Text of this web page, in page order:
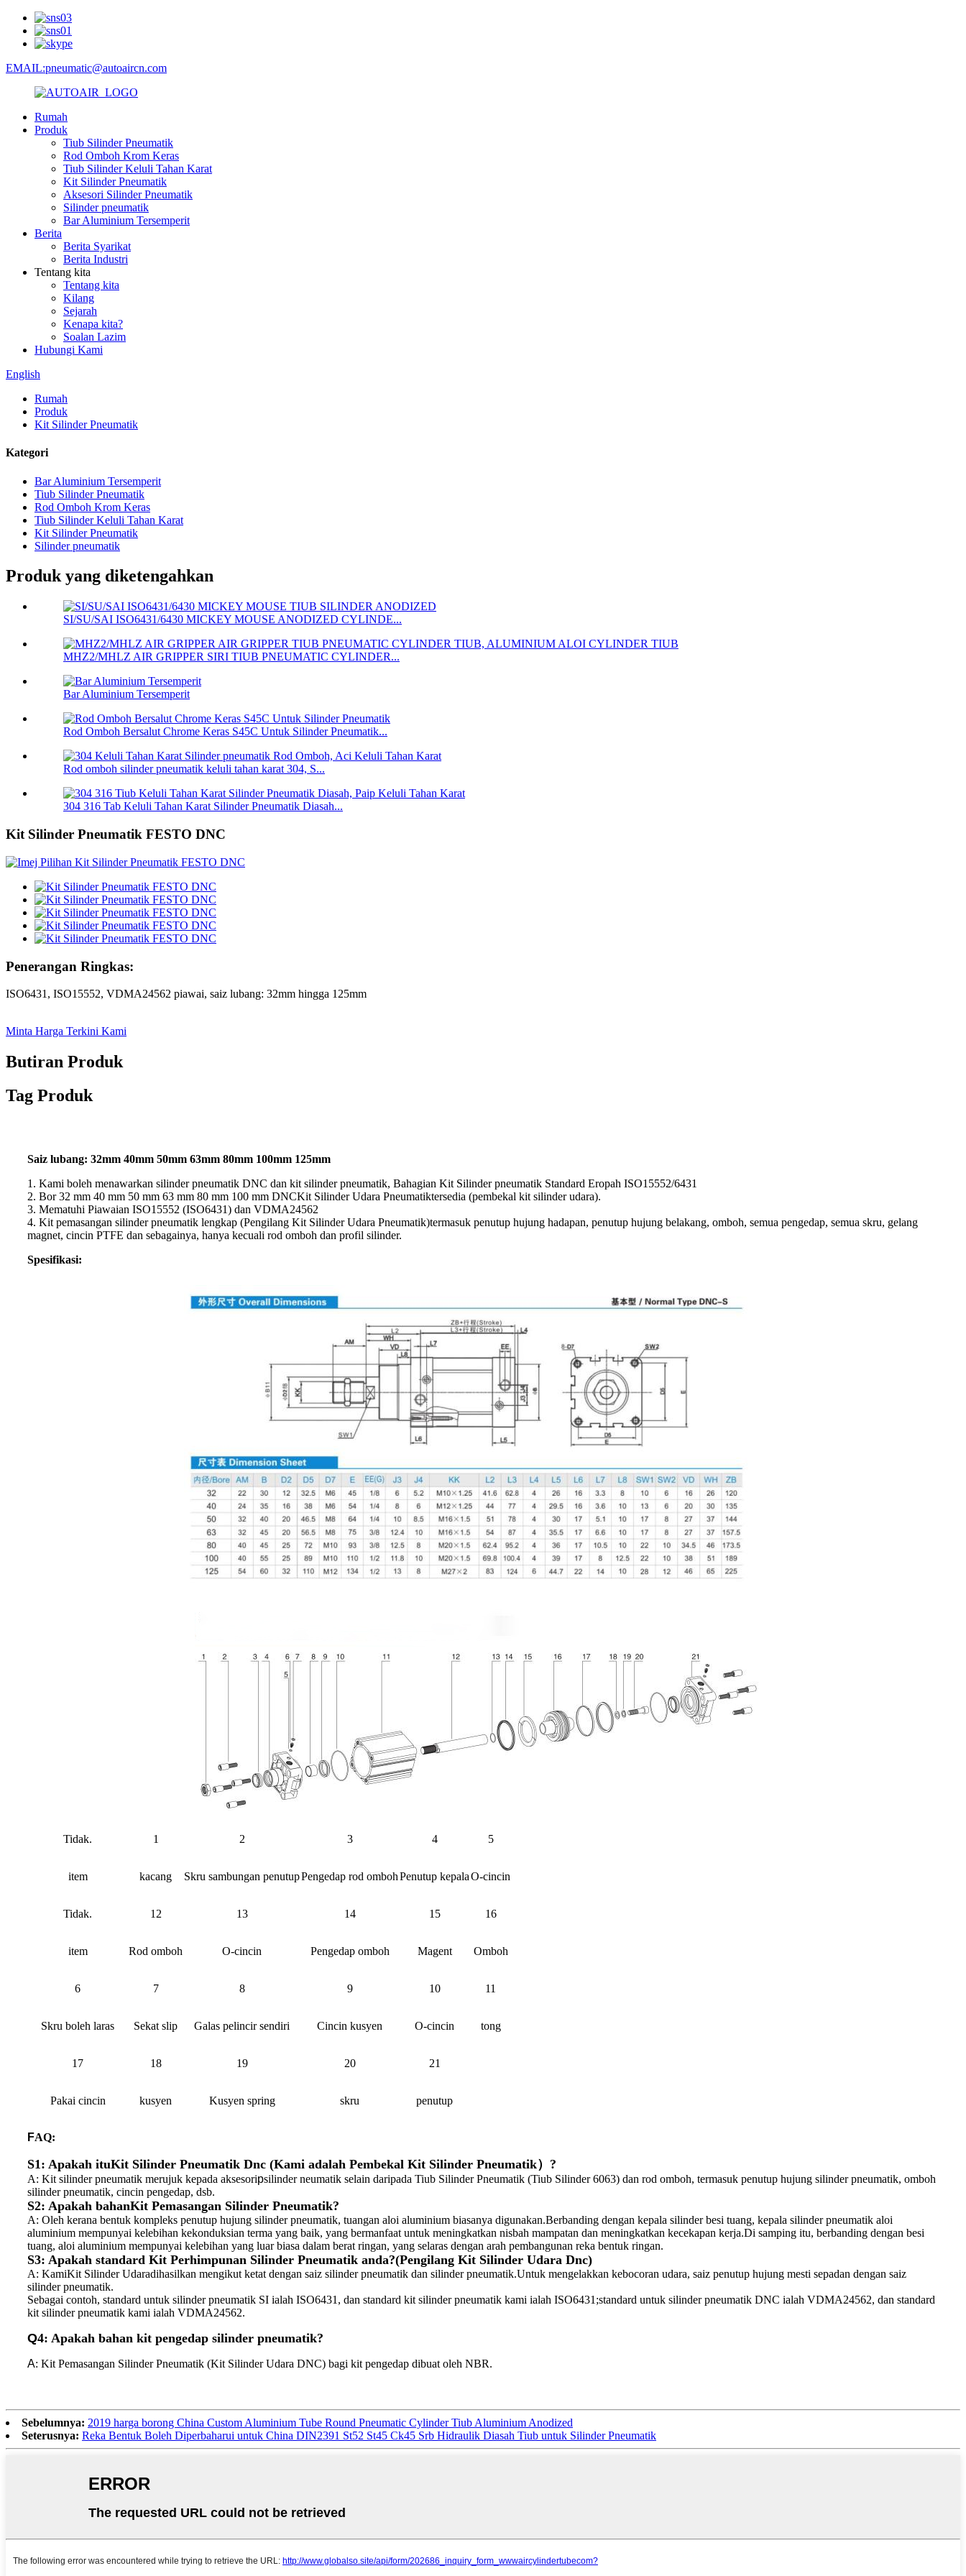
EMAIL:pneumatic@autoaircn.com
Rumah
Produk
Tiub Silinder Pneumatik
Rod Omboh Krom Keras
Tiub Silinder Keluli Tahan Karat
Kit Silinder Pneumatik
Aksesori Silinder Pneumatik
Silinder pneumatik
Bar Aluminium Tersemperit
Berita
Berita Syarikat
Berita Industri
Tentang kita
Tentang kita
Kilang
Sejarah
Kenapa kita?
Soalan Lazim
Hubungi Kami
English
Rumah
Produk
Kit Silinder Pneumatik
Kategori
Bar Aluminium Tersemperit
Tiub Silinder Pneumatik
Rod Omboh Krom Keras
Tiub Silinder Keluli Tahan Karat
Kit Silinder Pneumatik
Silinder pneumatik
Produk yang diketengahkan
SI/SU/SAI ISO6431/6430 MICKEY MOUSE ANODIZED CYLINDE...
MHZ2/MHLZ AIR GRIPPER SIRI TIUB PNEUMATIC CYLINDER...
Bar Aluminium Tersemperit
Rod Omboh Bersalut Chrome Keras S45C Untuk Silinder Pneumatik...
Rod omboh silinder pneumatik keluli tahan karat 304, S...
304 316 Tab Keluli Tahan Karat Silinder Pneumatik Diasah...
Kit Silinder Pneumatik FESTO DNC
Penerangan Ringkas:
ISO6431, ISO15552, VDMA24562 piawai, saiz lubang: 32mm hingga 125mm
Minta Harga Terkini Kami
Butiran Produk
Tag Produk
Saiz lubang: 32mm 40mm 50mm 63mm 80mm 100mm 125mm
1. Kami boleh menawarkan silinder pneumatik DNC dan kit silinder pneumatik, Bahagian Kit Silinder pneumatik Standard Eropah ISO15552/6431
2. Bor 32 mm 40 mm 50 mm 63 mm 80 mm 100 mm DNCKit Silinder Udara Pneumatiktersedia (pembekal kit silinder udara).
3. Mematuhi Piawaian ISO15552 (ISO6431) dan VDMA24562
4. Kit pemasangan silinder pneumatik lengkap (Pengilang Kit Silinder Udara Pneumatik)termasuk penutup hujung hadapan, penutup hujung belakang, omboh, semua pengedap, semua skru, gelang
magnet, cincin PTFE dan sebagainya, hanya kecuali rod omboh dan profil silinder.
Spesifikasi:
Tidak. 1 2 3 4 5
item kacang Skru sambungan penutupPengedap rod ombohPenutup kepalaO-cincin
Tidak. 12 13 14 15 16
item Rod omboh O-cincin Pengedap omboh Magent Omboh
6 7 8 9 10 11
Skru boleh laras Sekat slip Galas pelincir sendiri Cincin kusyen O-cincin tong
17 18 19 20 21
Pakai cincin kusyen Kusyen spring skru penutup
FAQ:
S1: Apakah ituKit Silinder Pneumatik Dnc (Kami adalah Pembekal Kit Silinder Pneumatik） ?
A: Kit silinder pneumatik merujuk kepada aksesoripsilinder neumatik selain daripada Tiub Silinder Pneumatik (Tiub Silinder 6063) dan rod omboh, termasuk penutup hujung silinder pneumatik, omboh
silinder pneumatik, cincin pengedap, dsb.
S2: Apakah bahanKit Pemasangan Silinder Pneumatik?
A: Oleh kerana bentuk kompleks penutup hujung silinder pneumatik, tuangan aloi aluminium biasanya digunakan.Berbanding dengan kepala silinder besi tuang, kepala silinder pneumatik aloi
aluminium mempunyai kelebihan kekonduksian terma yang baik, yang bermanfaat untuk meningkatkan nisbah mampatan dan meningkatkan kecekapan kerja.Di samping itu, berbanding dengan besi
tuang, aloi aluminium mempunyai kelebihan yang luar biasa dalam berat ringan, yang selaras dengan arah pembangunan reka bentuk ringan.
S3: Apakah standard Kit Perhimpunan Silinder Pneumatik anda?(Pengilang Kit Silinder Udara Dnc)
A: KamiKit Silinder Udaradihasilkan mengikut ketat dengan saiz silinder pneumatik dan silinder pneumatik.Untuk mengelakkan kebocoran udara, saiz penutup hujung mesti sepadan dengan saiz
silinder pneumatik.
Sebagai contoh, standard untuk silinder pneumatik SI ialah ISO6431, dan standard kit silinder pneumatik kami ialah ISO6431;standard untuk silinder pneumatik DNC ialah VDMA24562, dan standard
kit silinder pneumatik kami ialah VDMA24562.
Q4: Apakah bahan kit pengedap silinder pneumatik?
A: Kit Pemasangan Silinder Pneumatik (Kit Silinder Udara DNC) bagi kit pengedap dibuat oleh NBR.
Sebelumnya: 2019 harga borong China Custom Aluminium Tube Round Pneumatic Cylinder Tiub Aluminium Anodized
Seterusnya: Reka Bentuk Boleh Diperbaharui untuk China DIN2391 St52 St45 Ck45 Srb Hidraulik Diasah Tiub untuk Silinder Pneumatik